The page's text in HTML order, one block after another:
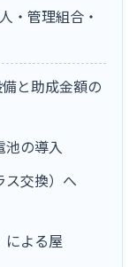
・管理組合・
と助成金額の
の導入
ス交換）へ
による屋